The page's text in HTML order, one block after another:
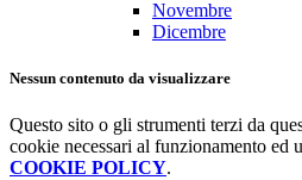
Novembre
Dicembre
Nessun contenuto da visualizzare
Questo sito o gli strumenti terzi da
cookie necessari al funzionamento
COOKIE POLICY.